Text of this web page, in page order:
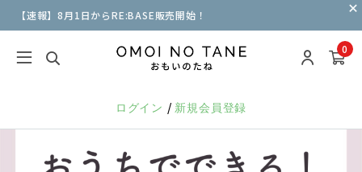
【速報】8月1日からRE:BASE販売開始！
0
ログイン / 新規会員登録